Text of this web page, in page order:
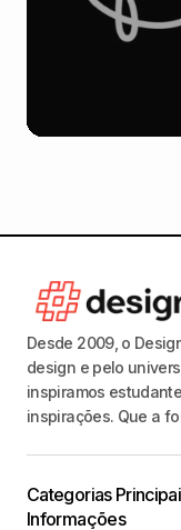
Desde 2009, o
design e pelo
inspiramos
inspirações. Que a
Categorias
Informações